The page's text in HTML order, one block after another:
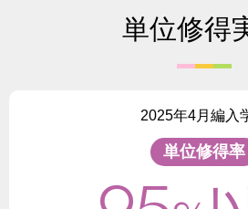
単位修得
2025年4月編入
単位修得率